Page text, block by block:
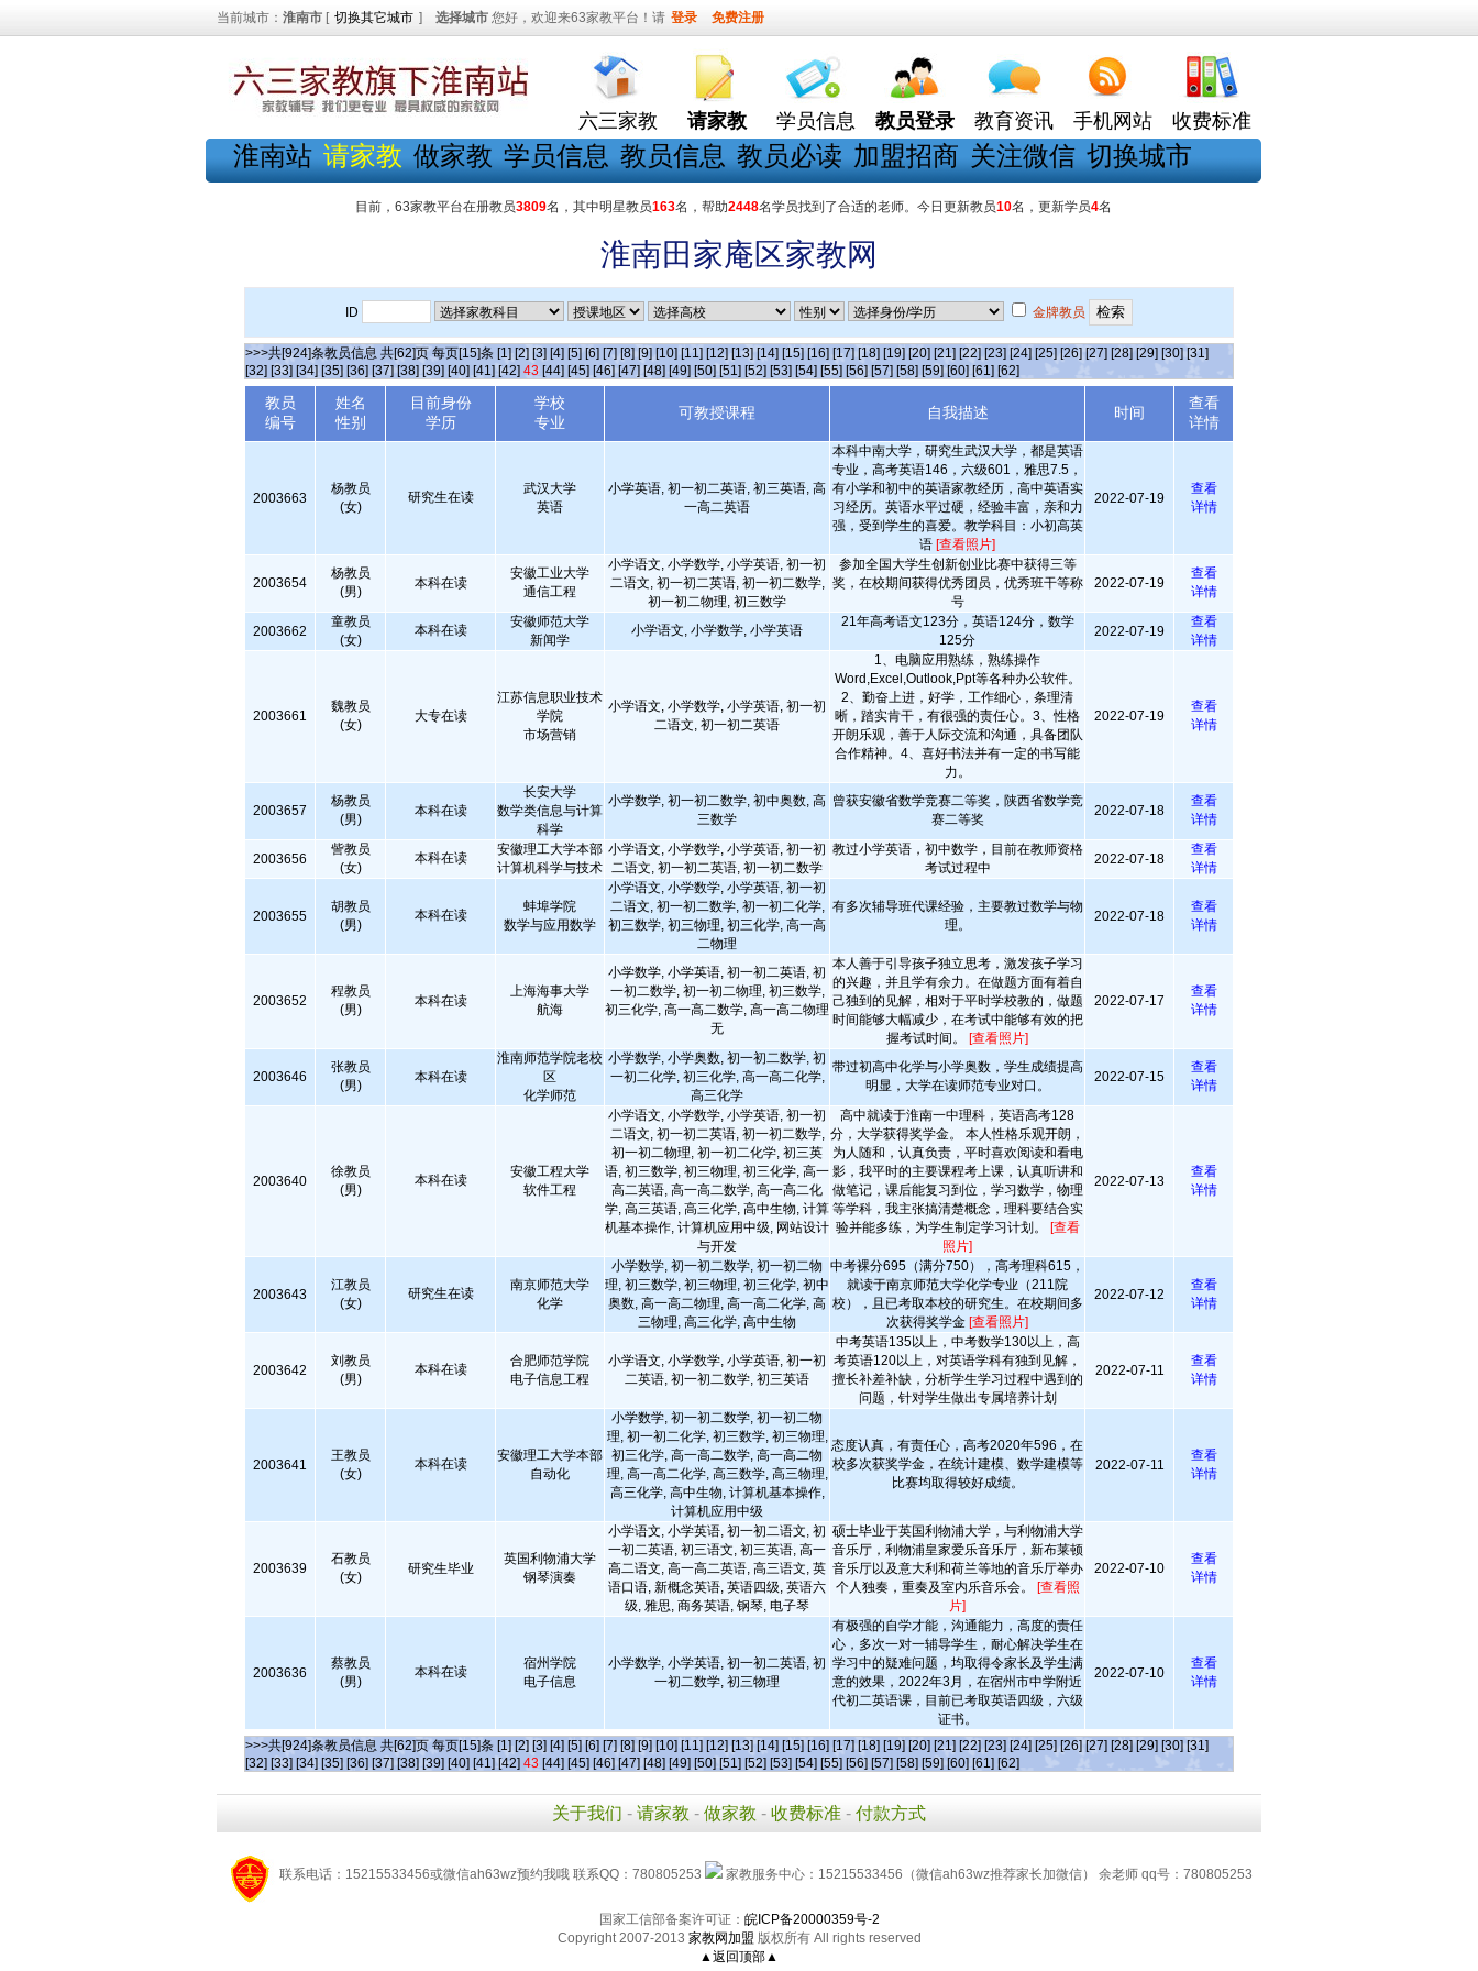
当前城市： 淮南市 [ 切换其它城市 ] 选择城市 您好，欢迎来63家教平台！请 登录 免费注册
六三家教 请家教 学员信息 教员登录 教育资讯 手机网站 收费标准
淮南站 请家教 做家教 学员信息 教员信息 教员必读 加盟招商 关注微信 切换城市
目前，63家教平台在册教员3809名，其中明星教员163名，帮助2448名学员找到了合适的老师。今日更新教员10名，更新学员4名
淮南田家庵区家教网
ID 金牌教员
>>>共[924]条教员信息 共[62]页 每页[15]条 [1] [2] [3] [4] [5] [6] [7] [8] [9] [10] [11] [12] [13] [14] [15] [16] [17] [18] [19] [20] [21] [22] [23] [24] [25] [26] [27] [28] [29] [30] [31]
[32] [33] [34] [35] [36] [37] [38] [39] [40] [41] [42] 43 [44] [45] [46] [47] [48] [49] [50] [51] [52] [53] [54] [55] [56] [57] [58] [59] [60] [61] [62]
教员
编号
姓名
性别
目前身份
学历
学校
专业
可教授课程 自我描述 时间
查看
详情
2003663
杨教员
(女)
研究生在读
武汉大学
英语
小学英语, 初一初二英语, 初三英语, 高
一高二英语
本科中南大学，研究生武汉大学，都是英语
专业，高考英语146，六级601，雅思7.5，
有小学和初中的英语家教经历，高中英语实
习经历。英语水平过硬，经验丰富，亲和力
强，受到学生的喜爱。教学科目：小初高英
语 [查看照片]
2022-07-19
查看
详情
2003654
杨教员
(男)
本科在读
安徽工业大学
通信工程
小学语文, 小学数学, 小学英语, 初一初
二语文, 初一初二英语, 初一初二数学,
初一初二物理, 初三数学
参加全国大学生创新创业比赛中获得三等
奖，在校期间获得优秀团员，优秀班干等称
号
2022-07-19
查看
详情
2003662
童教员
(女)
本科在读
安徽师范大学
新闻学
小学语文, 小学数学, 小学英语
21年高考语文123分，英语124分，数学
125分
2022-07-19
查看
详情
2003661
魏教员
(女)
大专在读
江苏信息职业技术
学院
市场营销
小学语文, 小学数学, 小学英语, 初一初
二语文, 初一初二英语
1、电脑应用熟练，熟练操作
Word,Excel,Outlook,Ppt等各种办公软件。
2、勤奋上进，好学，工作细心，条理清
晰，踏实肯干，有很强的责任心。3、性格
开朗乐观，善于人际交流和沟通，具备团队
合作精神。4、喜好书法并有一定的书写能
力。
2022-07-19
查看
详情
2003657
杨教员
(男)
本科在读
长安大学
数学类信息与计算
科学
小学数学, 初一初二数学, 初中奥数, 高
三数学
曾获安徽省数学竞赛二等奖，陕西省数学竞
赛二等奖
2022-07-18
查看
详情
2003656
訾教员
(女)
本科在读
安徽理工大学本部
计算机科学与技术
小学语文, 小学数学, 小学英语, 初一初
二语文, 初一初二英语, 初一初二数学
教过小学英语，初中数学，目前在教师资格
考试过程中
2022-07-18
查看
详情
2003655
胡教员
(男)
本科在读
蚌埠学院
数学与应用数学
小学语文, 小学数学, 小学英语, 初一初
二语文, 初一初二数学, 初一初二化学,
初三数学, 初三物理, 初三化学, 高一高
二物理
有多次辅导班代课经验，主要教过数学与物
理。
2022-07-18
查看
详情
2003652
程教员
(男)
本科在读
上海海事大学
航海
小学数学, 小学英语, 初一初二英语, 初
一初二数学, 初一初二物理, 初三数学,
初三化学, 高一高二数学, 高一高二物理
无
本人善于引导孩子独立思考，激发孩子学习
的兴趣，并且学有余力。在做题方面有着自
己独到的见解，相对于平时学校教的，做题
时间能够大幅减少，在考试中能够有效的把
握考试时间。 [查看照片]
2022-07-17
查看
详情
2003646
张教员
(男)
本科在读
淮南师范学院老校
区
化学师范
小学数学, 小学奥数, 初一初二数学, 初
一初二化学, 初三化学, 高一高二化学,
高三化学
带过初高中化学与小学奥数，学生成绩提高
明显，大学在读师范专业对口。
2022-07-15
查看
详情
2003640
徐教员
(男)
本科在读
安徽工程大学
软件工程
小学语文, 小学数学, 小学英语, 初一初
二语文, 初一初二英语, 初一初二数学,
初一初二物理, 初一初二化学, 初三英
语, 初三数学, 初三物理, 初三化学, 高一
高二英语, 高一高二数学, 高一高二化
学, 高三英语, 高三化学, 高中生物, 计算
机基本操作, 计算机应用中级, 网站设计
与开发
高中就读于淮南一中理科，英语高考128
分，大学获得奖学金。 本人性格乐观开朗，
为人随和，认真负责，平时喜欢阅读和看电
影，我平时的主要课程考上课，认真听讲和
做笔记，课后能复习到位，学习数学，物理
等学科，我主张搞清楚概念，理科要结合实
验并能多练，为学生制定学习计划。
[查看
照片]
2022-07-13
查看
详情
2003643
江教员
(女)
研究生在读
南京师范大学
化学
小学数学, 初一初二数学, 初一初二物
理, 初三数学, 初三物理, 初三化学, 初中
奥数, 高一高二物理, 高一高二化学, 高
三物理, 高三化学, 高中生物
中考裸分695（满分750），高考理科615，
就读于南京师范大学化学专业（211院
校），且已考取本校的研究生。在校期间多
次获得奖学金 [查看照片]
2022-07-12
查看
详情
2003642
刘教员
(男)
本科在读
合肥师范学院
电子信息工程
小学语文, 小学数学, 小学英语, 初一初
二英语, 初一初二数学, 初三英语
中考英语135以上，中考数学130以上，高
考英语120以上，对英语学科有独到见解，
擅长补差补缺，分析学生学习过程中遇到的
问题，针对学生做出专属培养计划
2022-07-11
查看
详情
2003641
王教员
(女)
本科在读
安徽理工大学本部
自动化
小学数学, 初一初二数学, 初一初二物
理, 初一初二化学, 初三数学, 初三物理,
初三化学, 高一高二数学, 高一高二物
理, 高一高二化学, 高三数学, 高三物理,
高三化学, 高中生物, 计算机基本操作,
计算机应用中级
态度认真，有责任心，高考2020年596，在
校多次获奖学金，在统计建模、数学建模等
比赛均取得较好成绩。
2022-07-11
查看
详情
2003639
石教员
(女)
研究生毕业
英国利物浦大学
钢琴演奏
小学语文, 小学英语, 初一初二语文, 初
一初二英语, 初三语文, 初三英语, 高一
高二语文, 高一高二英语, 高三语文, 英
语口语, 新概念英语, 英语四级, 英语六
级, 雅思, 商务英语, 钢琴, 电子琴
硕士毕业于英国利物浦大学，与利物浦大学
音乐厅，利物浦皇家爱乐音乐厅，新布莱顿
音乐厅以及意大利和荷兰等地的音乐厅举办
个人独奏，重奏及室内乐音乐会。
[查看照
片]
2022-07-10
查看
详情
2003636
蔡教员
(男)
本科在读
宿州学院
电子信息
小学数学, 小学英语, 初一初二英语, 初
一初二数学, 初三物理
有极强的自学才能，沟通能力，高度的责任
心，多次一对一辅导学生，耐心解决学生在
学习中的疑难问题，均取得令家长及学生满
意的效果，2022年3月，在宿州市中学附近
代初二英语课，目前已考取英语四级，六级
证书。
2022-07-10
查看
详情
>>>共[924]条教员信息 共[62]页 每页[15]条 [1] [2] [3] [4] [5] [6] [7] [8] [9] [10] [11] [12] [13] [14] [15] [16] [17] [18] [19] [20] [21] [22] [23] [24] [25] [26] [27] [28] [29] [30] [31]
[32] [33] [34] [35] [36] [37] [38] [39] [40] [41] [42] 43 [44] [45] [46] [47] [48] [49] [50] [51] [52] [53] [54] [55] [56] [57] [58] [59] [60] [61] [62]
关于我们 - 请家教 - 做家教 - 收费标准 - 付款方式
联系电话：15215533456或微信ah63wz预约我哦 联系QQ：780805253 家教服务中心：15215533456（微信ah63wz推荐家长加微信） 余老师 qq号：780805253
国家工信部备案许可证： 皖ICP备20000359号-2
Copyright 2007-2013 家教网加盟 版权所有 All rights reserved
▲返回顶部▲